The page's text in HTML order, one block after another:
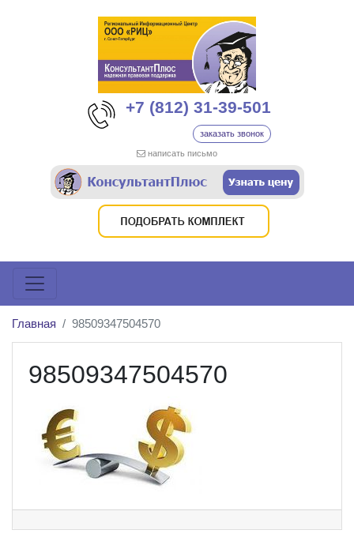
+7 (812) 31-39-501
заказать звонок
написать письмо
Главная 98509347504570
98509347504570